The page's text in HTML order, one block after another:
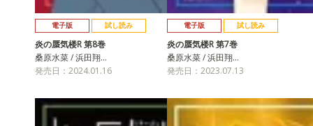
電子版 試し読み
炎の蜃気楼R 第8巻
桑原水菜 / 浜田翔…
発売日：2024.01.16
電子版 試し読み
炎の蜃気楼R 第7巻
桑原水菜 / 浜田翔…
発売日：2023.07.13